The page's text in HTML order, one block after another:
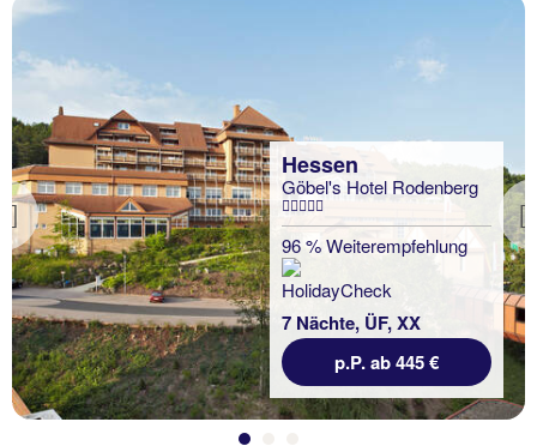
Previous
Hessen
Göbel's Hotel Rodenberg
96 % Weiterempfehlung
7 Nächte, ÜF, XX
p.P. ab 445 €